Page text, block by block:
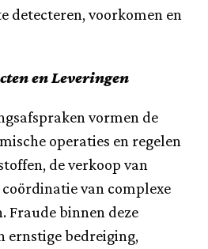
detecteren, voorkomen en
en Leveringen
vormen de
operaties en regelen
de verkoop van
van complexe
binnen deze
ernstige bedreiging,